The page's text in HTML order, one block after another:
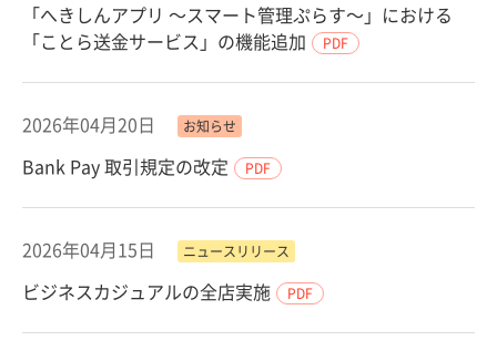
「へきしんアプリ ～スマート管理ぷらす～」における
「ことら送金サービス」の機能追加
PDF
2026年04月20日 お知らせ
Bank Pay 取引規定の改定 PDF
2026年04月15日 ニュースリリース
ビジネスカジュアルの全店実施 PDF